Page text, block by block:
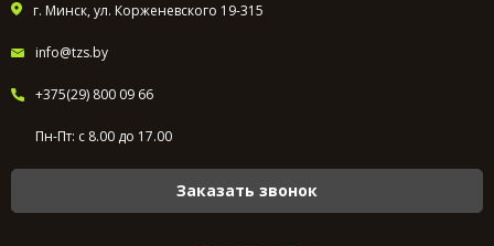
г. Минск, ул. Корженевского 19-315
info@tzs.by
+375(29) 800 09 66
Пн-Пт: с 8.00 до 17.00
Заказать звонок